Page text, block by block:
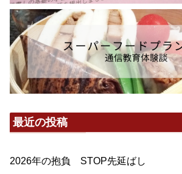
最近の投稿
2026年の抱負 STOP先延ばし